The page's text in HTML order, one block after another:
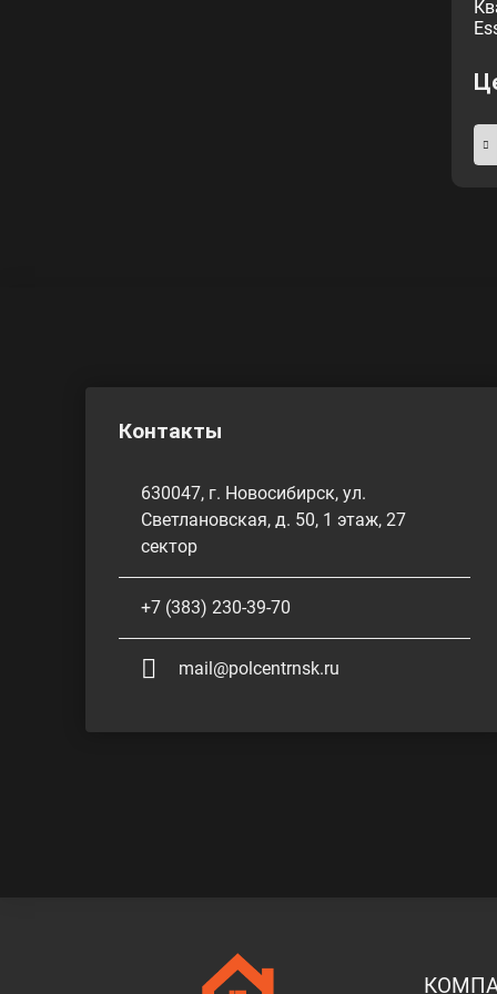
Контакты
630047, г. Новосибирск, ул.
Светлановская, д. 50, 1 этаж, 27
сектор
+7 (383) 230-39-70
mail@polcentrnsk.ru